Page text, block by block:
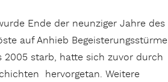
Ende der neunziger Jahre des
auf Anhieb Begeisterungsstürme
2005 starb, hatte sich zuvor durch
hervorgetan. Weitere